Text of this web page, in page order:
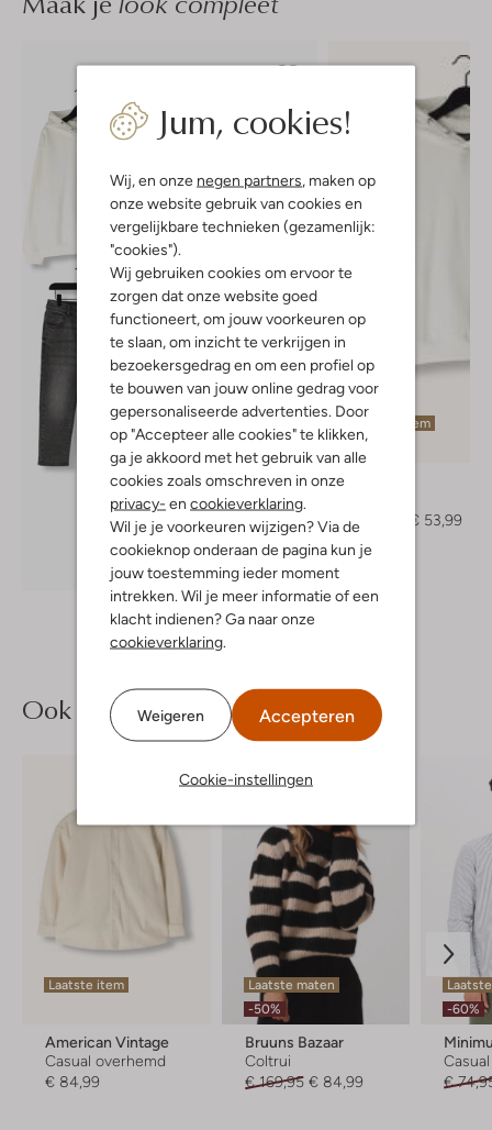
Jum, cookies!
Wij, en onze negen partners, maken op
onze website gebruik van cookies en
vergelijkbare technieken (gezamenlijk:
"cookies").
Wij gebruiken cookies om ervoor te
zorgen dat onze website goed
functioneert, om jouw voorkeuren op
te slaan, om inzicht te verkrijgen in
bezoekersgedrag en om een profiel op
te bouwen van jouw online gedrag voor
gepersonaliseerde advertenties. Door
op "Accepteer alle cookies" te klikken,
ga je akkoord met het gebruik van alle
cookies zoals omschreven in onze
privacy- en cookieverklaring.
Wil je je voorkeuren wijzigen? Via de
cookieknop onderaan de pagina kun je
jouw toestemming ieder moment
intrekken. Wil je meer informatie of een
klacht indienen? Ga naar onze
cookieverklaring.
Weigeren Accepteren
Cookie-instellingen
Ontdek de look
Laatste item
€ 89,99
€ 53,99
Ook iets voor jou?
Laatste item
American Vintage
Casual overhemd
€ 84,99
Laatste maten
-50%
Bruuns Bazaar
Coltrui
€ 169,95 € 84,99
-60%
€